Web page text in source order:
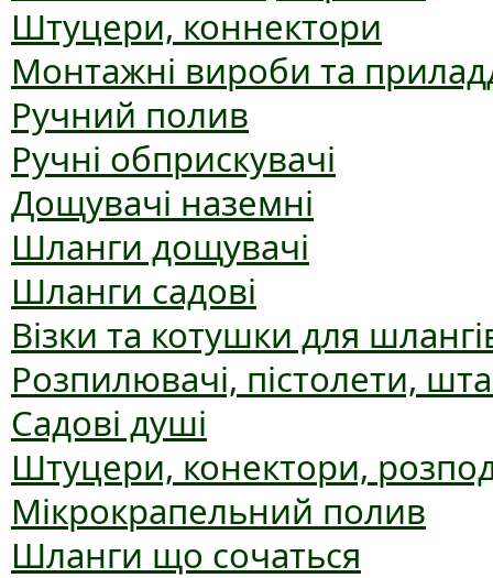
Штуцери, коннектори
Монтажні вироби та
Ручний полив
Ручні обприскувачі
Дощувачі наземні
Шланги дощувачі
Шланги садові
Візки та котушки для
Розпилювачі, пістолети,
Садові душі
Штуцери, конектори,
Мікрокрапельний полив
Шланги що сочаться